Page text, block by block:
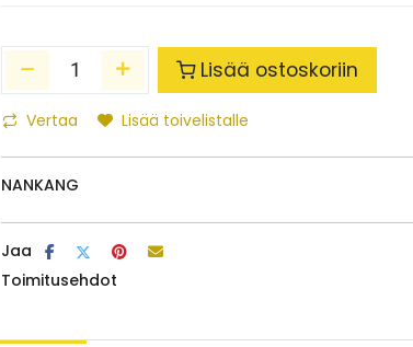
Lisää ostoskoriin
Vertaa Lisää toivelistalle
NANKANG
Jaa
Toimitusehdot